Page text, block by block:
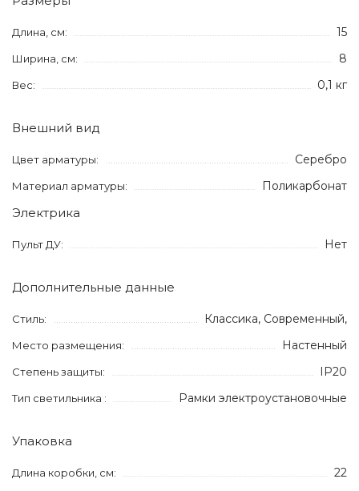
Длина, см: 15
Ширина, см: 8
Вес: 0,1 кг
Внешний вид
Цвет арматуры: Серебро
Материал арматуры: Поликарбонат
Электрика
Пульт ДУ: Нет
Дополнительные данные
Стиль: Классика, Современный,
Место размещения: Настенный
Степень защиты: IP20
Тип светильника : Рамки электроустановочные
Упаковка
Длина коробки, см: 22